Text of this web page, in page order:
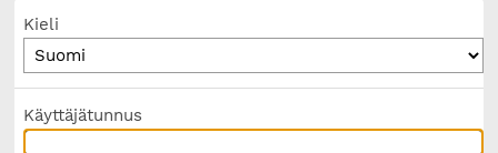
Kieli
Käyttäjätunnus